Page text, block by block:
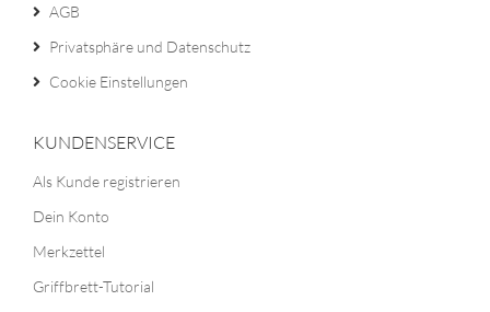
AGB
Privatsphäre und Datenschutz
Cookie Einstellungen
KUNDENSERVICE
Als Kunde registrieren
Dein Konto
Merkzettel
Griffbrett-Tutorial